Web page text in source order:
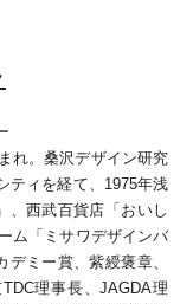
れ。桑沢デザイン研究
ティを経て、1975年浅
、西武百貨店「おいし
ム「ミサワデザインバ
ミー賞、紫綬褒章、
理事長、JAGDA理